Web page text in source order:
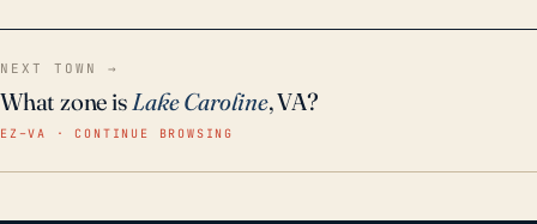
NEXT TOWN →
What zone isLake Caroline, VA?
EZ–VA · CONTINUE BROWSING